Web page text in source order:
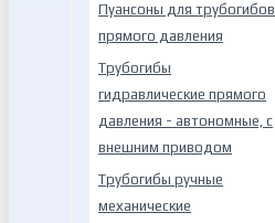
Пуансоны для трубогибов
прямого давления
Трубогибы
гидравлические прямого
давления - автономные, с
внешним приводом
Трубогибы ручные
механические